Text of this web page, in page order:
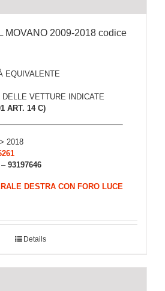
MOVANO 2009-2018 codice
EQUIVALENTE
VETTURE INDICATE
ART. 14 C)
2018
– 93197646
DESTRA CON FORO LUCE
Details